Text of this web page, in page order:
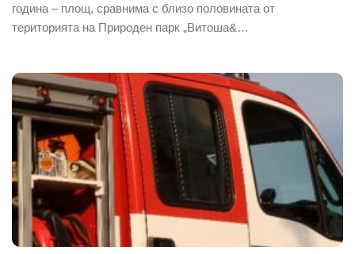
година – площ, сравнима с близо половината от
територията на Природен парк „Витоша&…